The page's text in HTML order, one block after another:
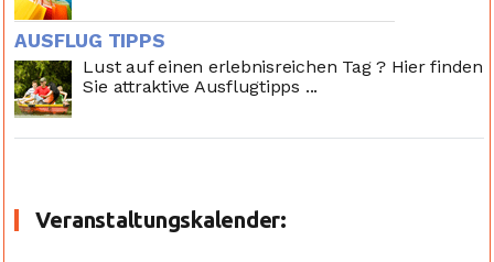
AUSFLUG TIPPS
Lust auf einen erlebnisreichen Tag ? Hier finden
Sie attraktive Ausflugtipps ...
Veranstaltungskalender: